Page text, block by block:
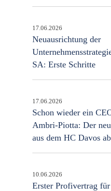
17.06.2026
Neuausrichtung der
SA: Erste Schritte
17.06.2026
Schon wieder ein
Ambri-Piotta: Der
aus dem HC Davos
10.06.2026
Erster Profivertrag